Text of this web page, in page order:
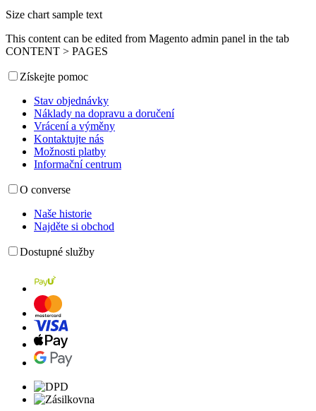
Size chart sample text
This content can be edited from Magento admin panel in the tab
CONTENT > PAGES
Získejte pomoc
Stav objednávky
Náklady na dopravu a doručení
Vrácení a výměny
Kontaktujte nás
Možnosti platby
Informační centrum
O converse
Naše historie
Najděte si obchod
Dostupné služby